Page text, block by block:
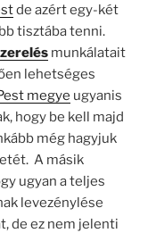
de azért egy-két
tisztába tenni.
munkálatait
lehetséges
megye ugyanis
hogy be kell majd
még hagyjuk
A másik
ugyan a teljes
levezénylése
de ez nem jelenti